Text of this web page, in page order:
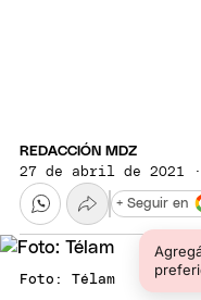
REDACCIÓN MDZ
27 de abril de 2021
+ Seguir en
Foto: Télam